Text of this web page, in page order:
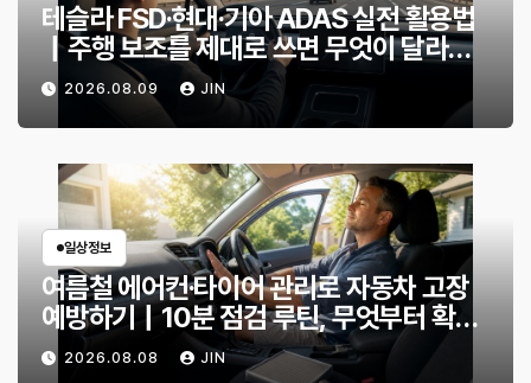
테슬라 FSD·현대·기아 ADAS 실전 활용법
｜주행 보조를 제대로 쓰면 무엇이 달라질
까?2026.08.09 JIN
일상정보
여름철 에어컨·타이어 관리로 자동차 고장
예방하기｜10분 점검 루틴, 무엇부터 확인
할까?
2026.08.08 JIN